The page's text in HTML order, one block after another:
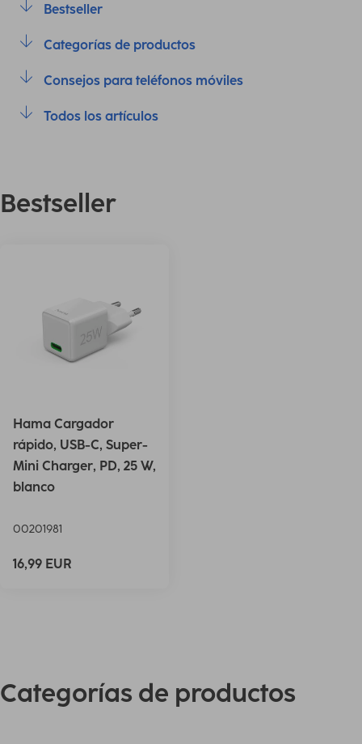
Bestseller
Categorías de productos
Consejos para teléfonos móviles
Todos los artículos
Bestseller
Hama Cargador
rápido, USB-C, Super-
Mini Charger, PD, 25 W,
blanco
00201981
16,99 EUR
Categorías de productos